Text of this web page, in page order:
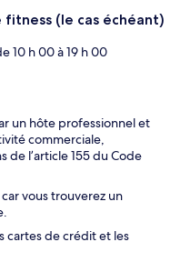
fitness (le cas échéant)
10 h 00 à 19 h 00
un hôte professionnel et
commerciale,
de l’article 155 du Code
vous trouverez un
cartes de crédit et les